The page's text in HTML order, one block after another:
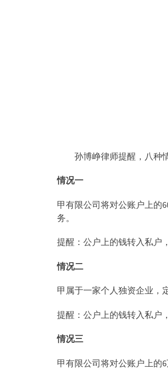
孙博峥律师提醒，八种
情况一
甲有限公司将对公账户上的
务。
提醒：公户上的钱转入私户
情况二
甲属于一家个人独资企业，
提醒：公户上的钱转入私户
情况三
甲有限公司将对公账户上的